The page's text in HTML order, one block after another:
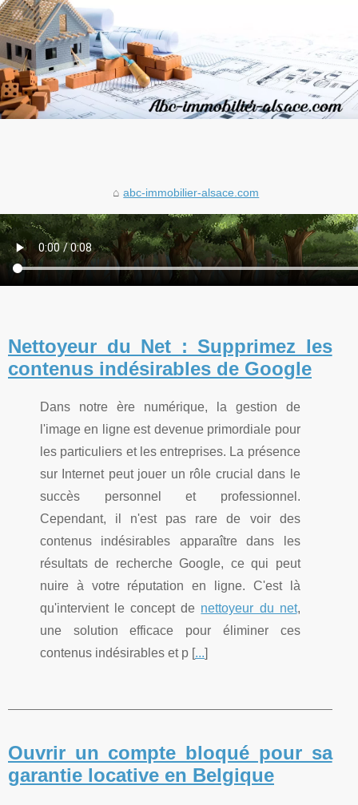
abc-immobilier-alsace.com
Nettoyeur du Net : Supprimez les
contenus indésirables de Google
Dans notre ère numérique, la gestion de
l'image en ligne est devenue primordiale pour
les particuliers et les entreprises. La présence
sur Internet peut jouer un rôle crucial dans le
succès personnel et professionnel.
Cependant, il n'est pas rare de voir des
contenus indésirables apparaître dans les
résultats de recherche Google, ce qui peut
nuire à votre réputation en ligne. C'est là
qu'intervient le concept de nettoyeur du net,
une solution efficace pour éliminer ces
contenus indésirables et p [...]
Ouvrir un compte bloqué pour sa
garantie locative en Belgique